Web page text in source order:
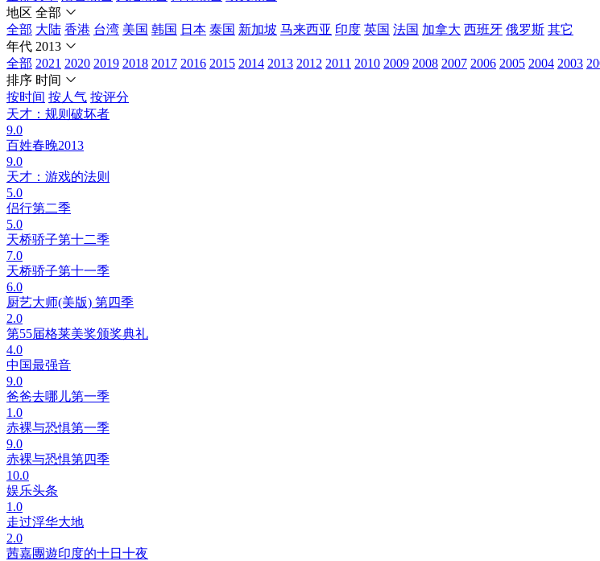
地区 全部
全部 大陆 香港 台湾 美国 韩国 日本 泰国 新加坡 马来西亚 印度 英国 法国 加拿大 西班牙 俄罗斯 其它
年代 2013
全部 2021 2020 2019 2018 2017 2016 2015 2014 2013 2012 2011 2010 2009 2008 2007 2006 2005 2004 2003
排序 时间
按时间 按人气 按评分
天才：规则破坏者
9.0
百姓春晚2013
9.0
天才：游戏的法则
5.0
侣行第二季
5.0
天桥骄子第十二季
7.0
天桥骄子第十一季
6.0
厨艺大师(美版) 第四季
2.0
第55届格莱美奖颁奖典礼
4.0
中国最强音
9.0
爸爸去哪儿第一季
1.0
赤裸与恐惧第一季
9.0
赤裸与恐惧第四季
10.0
娱乐头条
1.0
走过浮华大地
2.0
茜嘉團遊印度的十日十夜